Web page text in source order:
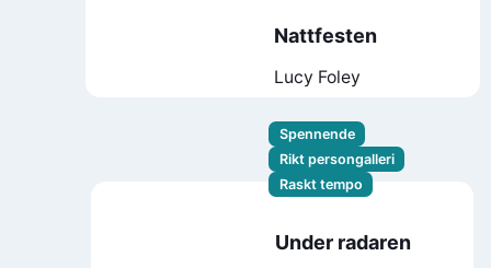
Nattfesten
Lucy Foley
Spennende
Rikt persongalleri
Raskt tempo
Under radaren